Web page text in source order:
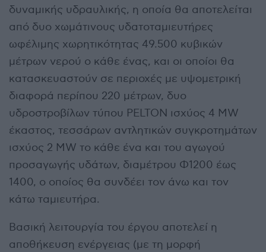
δυναμικής υδραυλικής, η οποία θα αποτελείται
από δυο χωμάτινους υδατοταμιευτήρες
ωφέλιμης χωρητικότητας 49.500 κυβικών
μέτρων νερού ο κάθε ένας, και οι οποίοι θα
κατασκευαστούν σε περιοχές με υψομετρική
διαφορά περίπου 220 μέτρων, δυο
υδροστροβίλων τύπου PELTON ισχύος 4 MW
έκαστος, τεσσάρων αντλητικών συγκροτημάτων
ισχύος 2 MW το κάθε ένα και του αγωγού
προσαγωγής υδάτων, διαμέτρου Φ1200 έως
1400, ο οποίος θα συνδέει τον άνω και τον
κάτω ταμιευτήρα.
Βασική λειτουργία του έργου αποτελεί η
αποθήκευση ενέργειας (με τη μορφή